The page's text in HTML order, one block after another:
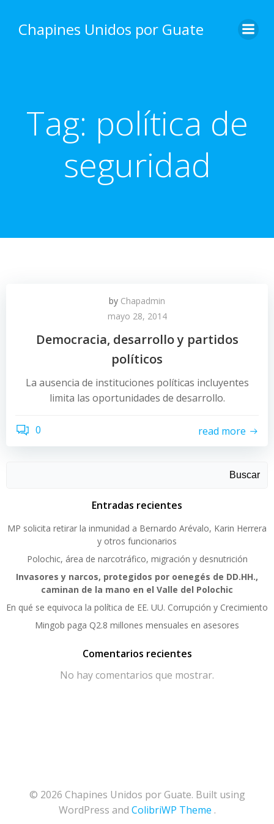
content
Chapines Unidos por Guate
Tag: política de
seguridad
by Chapadmin
mayo 28, 2014
Democracia, desarrollo y partidos
políticos
La ausencia de instituciones políticas incluyentes
limita las oportunidades de desarrollo.
0 read more
Buscar
Entradas recientes
MP solicita retirar la inmunidad a Bernardo Arévalo, Karin Herrera
y otros funcionarios
Polochic, área de narcotráfico, migración y desnutrición
Invasores y narcos, protegidos por oenegés de DD.HH.,
caminan de la mano en el Valle del Polochic
En qué se equivoca la política de EE. UU. Corrupción y Crecimiento
Mingob paga Q2.8 millones mensuales en asesores
Comentarios recientes
No hay comentarios que mostrar.
© 2026 Chapines Unidos por Guate. Built using
WordPress and ColibriWP Theme .